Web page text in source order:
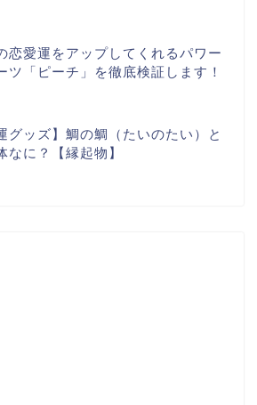
恋愛運をアップしてくれるパワー
ツ「ピーチ」を徹底検証します！
グッズ】鯛の鯛（たいのたい）と
なに？【縁起物】